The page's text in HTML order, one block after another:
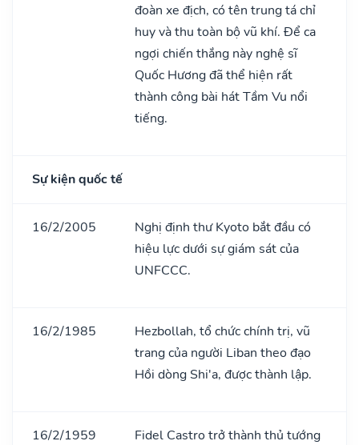
đoàn xe địch, có tên trung tá chỉ
huy và thu toàn bộ vũ khí. Để ca
ngợi chiến thắng này nghệ sĩ
Quốc Hương đã thể hiện rất
thành công bài hát Tầm Vu nổi
tiếng.
Sự kiện quốc tế
16/2/2005
Nghị định thư Kyoto bắt đầu có
hiệu lực dưới sự giám sát của
UNFCCC.
16/2/1985
Hezbollah, tổ chức chính trị, vũ
trang của người Liban theo đạo
Hồi dòng Shi'a, được thành lập.
16/2/1959
Fidel Castro trở thành thủ tướng